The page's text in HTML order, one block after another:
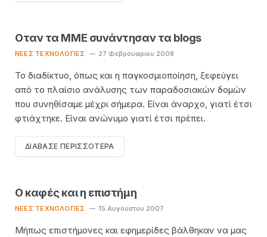
Οταν τα ΜΜΕ συνάντησαν τα blogs
ΝΈΕΣ ΤΕΧΝΟΛΟΓΊΕΣ 27 Φεβρουαρίου 2008
Το διαδίκτυο, όπως και η παγκοσμιοποίηση, ξεφεύγει
από το πλαίσιο ανάλυσης των παραδοσιακών δομών
που συνηθίσαμε μέχρι σήμερα. Είναι άναρχο, γιατί έτσι
φτιάχτηκε. Είναι ανώνυμο γιατί έτσι πρέπει.
ΔΙΆΒΑΣΕ ΠΕΡΙΣΣΌΤΕΡΑ
Ο καφές και η επιστήμη
ΝΈΕΣ ΤΕΧΝΟΛΟΓΊΕΣ 15 Αυγούστου 2007
Μήπως επιστήμονες και εφημερίδες βάλθηκαν να μας